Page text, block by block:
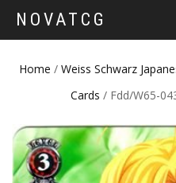
NOVATCG
Home / Weiss Schwarz
Cards / Fdd/W65-